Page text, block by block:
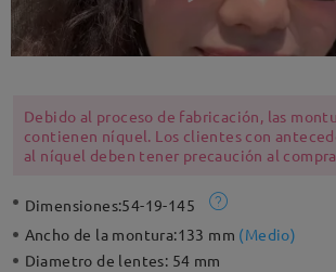
Debido al proceso de fabricación, las
contienen níquel. Los clientes con
al níquel deben tener precaución al
Dimensiones:54-19-145
Ancho de la montura:133 mm (Medio)
Diametro de lentes: 54 mm